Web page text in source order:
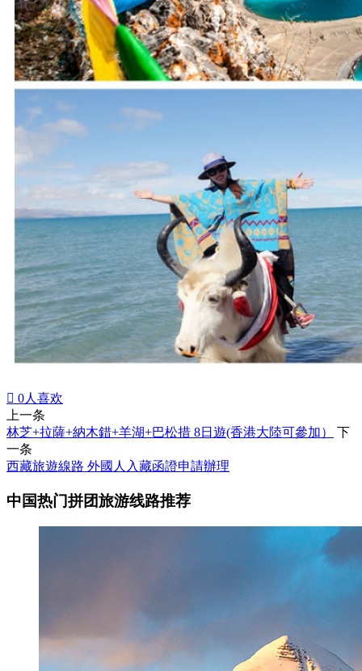
 0人喜欢
上一条
林芝+拉薩+納木錯+羊湖+巴松措 8日遊(香港大陸可參加）
下
一条
西藏旅遊線路 外國人入藏函證申請辦理
中国热门拼团旅游线路推荐